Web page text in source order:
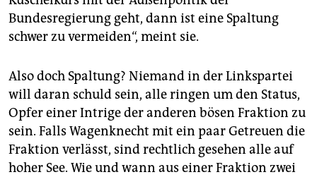
Bundesregierung geht, dann ist eine Spaltung
schwer zu vermeiden“, meint sie.
Also doch Spaltung? Niemand in der Linkspartei
will daran schuld sein, alle ringen um den Status,
Opfer einer Intrige der anderen bösen Fraktion zu
sein. Falls Wagenknecht mit ein paar Getreuen die
Fraktion verlässt, sind rechtlich gesehen alle auf
hoher See. Wie und wann aus einer Fraktion zwei